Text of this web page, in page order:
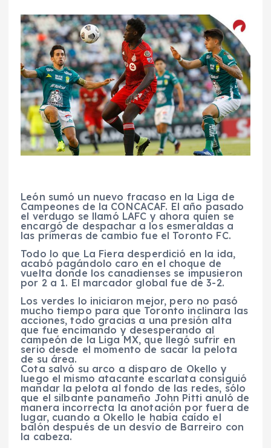
León sumó un nuevo fracaso en la Liga de
Campeones de la CONCACAF. El año pasado
el verdugo se llamó LAFC y ahora quien se
encargó de despachar a los esmeraldas a
las primeras de cambio fue el Toronto FC.
Todo lo que La Fiera desperdició en la ida,
acabó pagándolo caro en el choque de
vuelta donde los canadienses se impusieron
por 2 a 1. El marcador global fue de 3-2.
Los verdes lo iniciaron mejor, pero no pasó
mucho tiempo para que Toronto inclinara las
acciones, todo gracias a una presión alta
que fue encimando y desesperando al
campeón de la Liga MX, que llegó sufrir en
serio desde el momento de sacar la pelota
de su área.
Cota salvó su arco a disparo de Okello y
luego el mismo atacante escarlata consiguió
mandar la pelota al fondo de las redes, sólo
que el silbante panameño John Pitti anuló de
manera incorrecta la anotación por fuera de
lugar, cuando a Okello le había caído el
balón después de un desvío de Barreiro con
la cabeza.